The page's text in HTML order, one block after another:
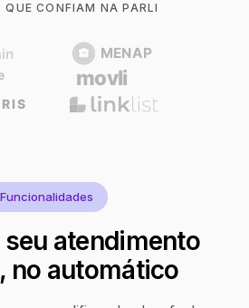
QUE CONFIAM NA PARLI
Funcionalidades
seu atendimento
no automático